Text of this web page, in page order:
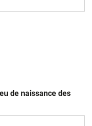
de naissance des